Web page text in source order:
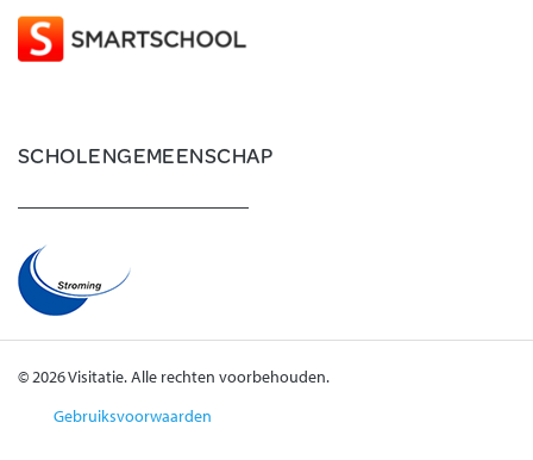
SCHOLENGEMEENSCHAP
© 2026 Visitatie. Alle rechten voorbehouden.
Gebruiksvoorwaarden